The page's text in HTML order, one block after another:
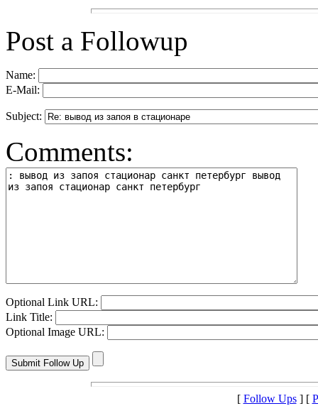
Post a Followup
Name:
E-Mail:
Subject:
Comments:
Optional Link URL:
Link Title:
Optional Image URL:
[ Follow Ups] [